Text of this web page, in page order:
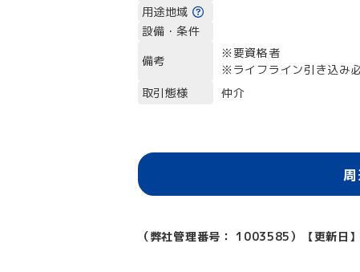
用途地域
設備・条件
備考
※要資格者
※ライフライン引き込み必
取引態様
仲介
（弊社管理番号： 1003585） 【更新日